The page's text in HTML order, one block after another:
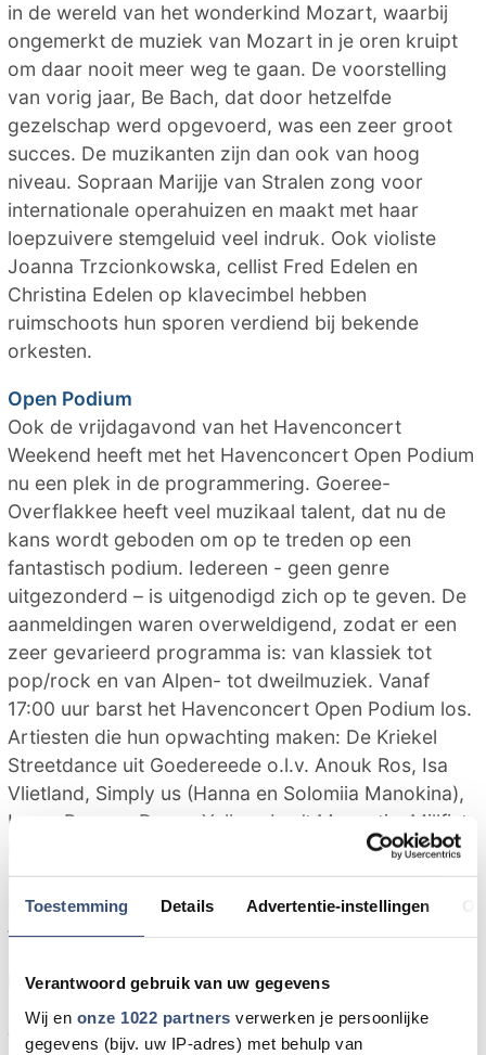
Toestemming Details Advertentie-instellingen
Verantwoord gebruik van uw gegevens
Wij en onze 1022 partners verwerken je persoonlijke
gegevens (bijv. uw IP-adres) met behulp van
in de wereld van het wonderkind Mozart, waarbij
ongemerkt de muziek van Mozart in je oren kruipt
om daar nooit meer weg te gaan. De voorstelling
van vorig jaar, Be Bach, dat door hetzelfde
gezelschap werd opgevoerd, was een zeer groot
succes. De muzikanten zijn dan ook van hoog
niveau. Sopraan Marijje van Stralen zong voor
internationale operahuizen en maakt met haar
loepzuivere stemgeluid veel indruk. Ook violiste
Joanna Trzcionkowska, cellist Fred Edelen en
Christina Edelen op klavecimbel hebben
ruimschoots hun sporen verdiend bij bekende
orkesten.
Open Podium
Ook de vrijdagavond van het Havenconcert
Weekend heeft met het Havenconcert Open Podium
nu een plek in de programmering. Goeree-
Overflakkee heeft veel muzikaal talent, dat nu de
kans wordt geboden om op te treden op een
fantastisch podium. Iedereen - geen genre
uitgezonderd – is uitgenodigd zich op te geven. De
aanmeldingen waren overweldigend, zodat er een
zeer gevarieerd programma is: van klassiek tot
pop/rock en van Alpen- tot dweilmuziek. Vanaf
17:00 uur barst het Havenconcert Open Podium los.
Artiesten die hun opwachting maken: De Kriekel
Streetdance uit Goedereede o.l.v. Anouk Ros, Isa
Vlietland, Simply us (Hanna en Solomiia Manokina),
Laura Paasse, Danny Yellow, Isa ’t Mannetje, Millfist,
Eloise Grinwis, Die Grevelinger Musikanten,
Baneham en tot slot De Vromme Blaezers. DJ Jorg
Moerkerke uit Ouddorp zal voor muziek zorgen
tussen de verschillende acts.
Havenconcert
Zaterdag 2 juli start vanaf 19:30 uur het
voorprogramma van het Havenconcert met Hans